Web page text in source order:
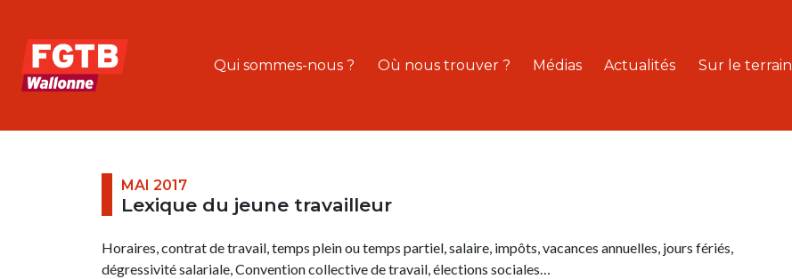
Qui sommes-nous ? Où nous trouver ? Médias Actualités Sur le terrain
MAI 2017
Lexique du jeune travailleur
Horaires, contrat de travail, temps plein ou temps partiel, salaire, impôts, vacances annuelles, jours fériés,
dégressivité salariale, Convention collective de travail, élections sociales…